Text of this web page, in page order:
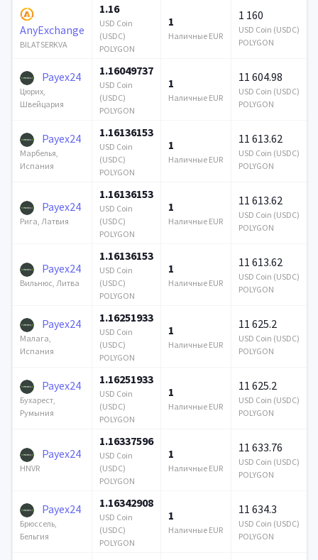
AnyExchange
BILATSERKVA
1.16
USD Coin
(USDC)
POLYGON
1
Наличные EUR
1 160
USD Coin (USDC)
POLYGON
Payex24
Цюрих,
Швейцария
1.16049737
USD Coin
(USDC)
POLYGON
1
Наличные EUR
11 604.98
USD Coin (USDC)
POLYGON
Payex24
Марбелья,
Испания
1.16136153
USD Coin
(USDC)
POLYGON
1
Наличные EUR
11 613.62
USD Coin (USDC)
POLYGON
Payex24
Рига, Латвия
1.16136153
USD Coin
(USDC)
POLYGON
1
Наличные EUR
11 613.62
USD Coin (USDC)
POLYGON
Payex24
Вильнюс, Литва
1.16136153
USD Coin
(USDC)
POLYGON
1
Наличные EUR
11 613.62
USD Coin (USDC)
POLYGON
Payex24
Малага,
Испания
1.16251933
USD Coin
(USDC)
POLYGON
1
Наличные EUR
11 625.2
USD Coin (USDC)
POLYGON
Payex24
Бухарест,
Румыния
1.16251933
USD Coin
(USDC)
POLYGON
1
Наличные EUR
11 625.2
USD Coin (USDC)
POLYGON
Payex24
HNVR
1.16337596
USD Coin
(USDC)
POLYGON
1
Наличные EUR
11 633.76
USD Coin (USDC)
POLYGON
Payex24
Брюссель,
Бельгия
1.16342908
USD Coin
(USDC)
POLYGON
1
Наличные EUR
11 634.3
USD Coin (USDC)
POLYGON